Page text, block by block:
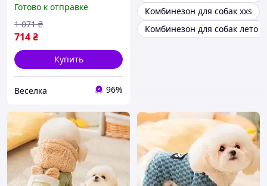
с петлей для поводка M
FLAME
Готово к отправке
714₴
1 071 ₴
Купить
Веселка 96%
Комбинезон для собак xxs
Комбинезон для собак лето